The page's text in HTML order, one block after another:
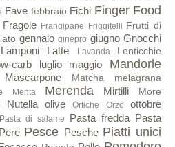
Fave febbraio Fichi Finger Food
Fragole Frangipane Friggitelli Frutti di
gennaio ginepro giugno Gnocchi
Lamponi Latte Lavanda Lenticchie
carb luglio maggio Mandorle
Mascarpone Matcha melagrana
Menta Merenda Mirtilli More
Nutella olive Ortiche Orzo
ottobre
Pasta di salame Pasta fredda Pasta
Pere Pesce Pesche Piatti unici